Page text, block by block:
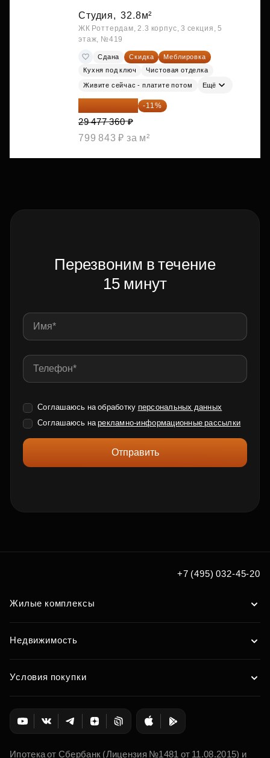
Студия, 32.8м²
ЖК Роттердам, 2.3 корпус, 3 секция, 5
этаж, №419
Сдана Скидка
Меблировка
Кухня под ключ
Чистовая отделка
Живите сейчас - платите потом Ещё
26 234 850 ₽ -11%
29 477 360 ₽
799 843 ₽ за м²
Перезвоним в течение
15 минут
Соглашаюсь на обработку персональных данных
Соглашаюсь нарекламно-информационные рассылки
Отправить
+7 (495) 032-45-20
Жилые комплексы
Недвижимость
Условия покупки
Ипотека от Сбербанк (Лицензия №1481 от 11.08.2015) и